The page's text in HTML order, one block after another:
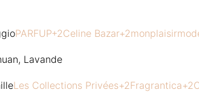
PARFUP+2Celine Bazar+2
Lavande
Les Collections Privées+2Fragrantica+2